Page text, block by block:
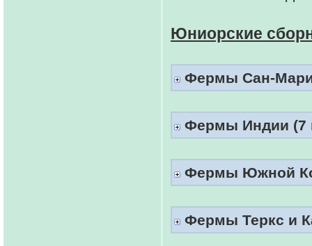
Юниорские
Фермы Сан-
Фермы Индии (7
Фермы Южной
Фермы Теркс и